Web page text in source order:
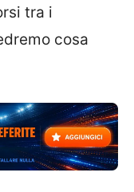
tra i
cosa